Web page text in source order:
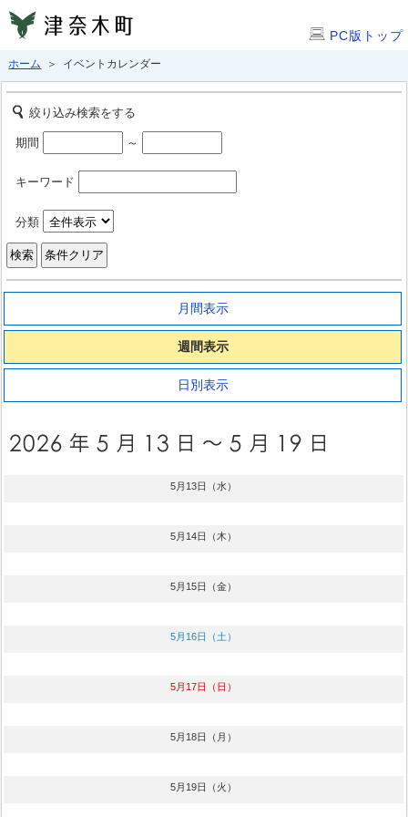
PC版トップ
ホーム ＞ イベントカレンダー
絞り込み検索をする
期間 ～
キーワード
分類
月間表示
週間表示
日別表示
5月13日（水）
5月14日（木）
5月15日（金）
5月16日（土）
5月17日（日）
5月18日（月）
5月19日（火）